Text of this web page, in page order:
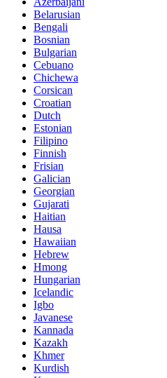
Belarusian
Bengali
Bosnian
Bulgarian
Cebuano
Chichewa
Corsican
Croatian
Dutch
Estonian
Filipino
Finnish
Frisian
Galician
Georgian
Gujarati
Haitian
Hausa
Hawaiian
Hebrew
Hmong
Hungarian
Icelandic
Igbo
Javanese
Kannada
Kazakh
Khmer
Kurdish